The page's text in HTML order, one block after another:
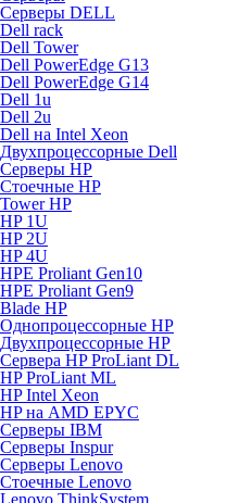
Серверы DELL
Dell rack
Dell Tower
Dell PowerEdge G13
Dell PowerEdge G14
Dell 1u
Dell 2u
Dell на Intel Xeon
Двухпроцессорные Dell
Серверы HP
Стоечные HP
Tower HP
HP 1U
HP 2U
HP 4U
HPE Proliant Gen10
HPE Proliant Gen9
Blade HP
Однопроцессорные HP
Двухпроцессорные HP
Сервера HP ProLiant DL
HP ProLiant ML
HP Intel Xeon
HP на AMD EPYC
Серверы IBM
Серверы Inspur
Серверы Lenovo
Стоечные Lenovo
Lenovo ThinkSystem